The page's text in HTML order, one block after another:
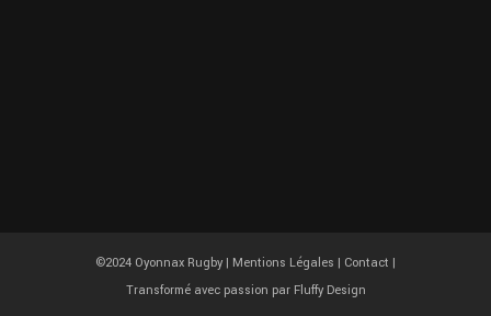
©2024 Oyonnax Rugby | Mentions Légales | Contact |
Transformé avec passion par Fluffy Design